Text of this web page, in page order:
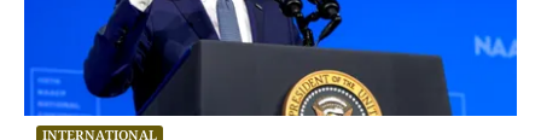
INTERNAȚIONAL